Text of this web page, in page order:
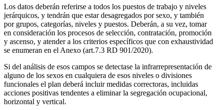
Los datos deberán referirse a todos los puestos de trabajo y niveles
jerárquicos, y tendrán que estar desagregados por sexo, y también
por grupos, categorías, niveles y puestos. Deberán, a su vez, tomar
en consideración los procesos de selección, contratación, promoción
y ascenso, y atender a los criterios específicos que con exhaustividad
se enumeran en el Anexo (art.7.3 RD 901/2020).
Si del análisis de esos campos se detectase la infrarrepresentación de
alguno de los sexos en cualquiera de esos niveles o divisiones
funcionales el plan deberá incluir medidas correctoras, incluidas
acciones positivas tendentes a eliminar la segregación ocupacional,
horizontal y vertical.